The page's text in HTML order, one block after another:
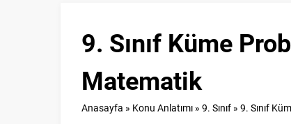
9. Sınıf Küme
Matematik
Anasayfa » Konu Anlatımı » 9. Sınıf » 9. Sınıf